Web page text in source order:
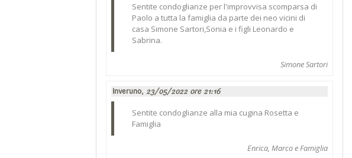
Sentite condoglianze per l'improvvisa scomparsa di
Paolo a tutta la famiglia da parte dei neo vicini di
casa Simone Sartori,Sonia e i figli Leonardo e
Sabrina.
Simone Sartori
Inveruno, 23/05/2022 ore 21:16
Sentite condoglianze alla mia cugina Rosetta e
Famiglia
Enrica, Marco e Famiglia